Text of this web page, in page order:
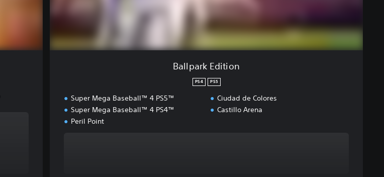
o
Ballpark Edition
PS4 PS5
Super Mega Baseball™ 4 PS5™
Super Mega Baseball™ 4 PS4™
Peril Point
Ciudad de Colores
Castillo Arena